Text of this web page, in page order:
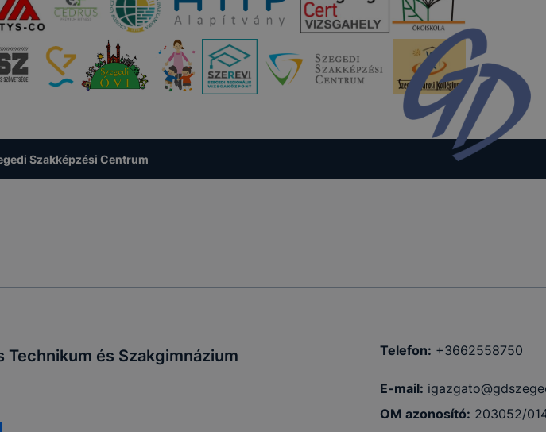
Szakképzési Centrum
Technikum és Szakgimnázium Telefon: +3662558750
E-mail:
OM azonosító: 203052/
a változtatását. A legtöbb
elfogadja a cookie-kat, de ezek
hogy mivel a cookie-k célja
megkönnyítése vagy lehetővé
vagy törlése által